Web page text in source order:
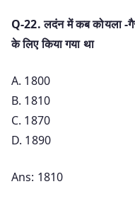
Q-22. लदंन में कब कोयला -
के लिए किया गया था
A. 1800
B. 1810
C. 1870
D. 1890
Ans: 1810